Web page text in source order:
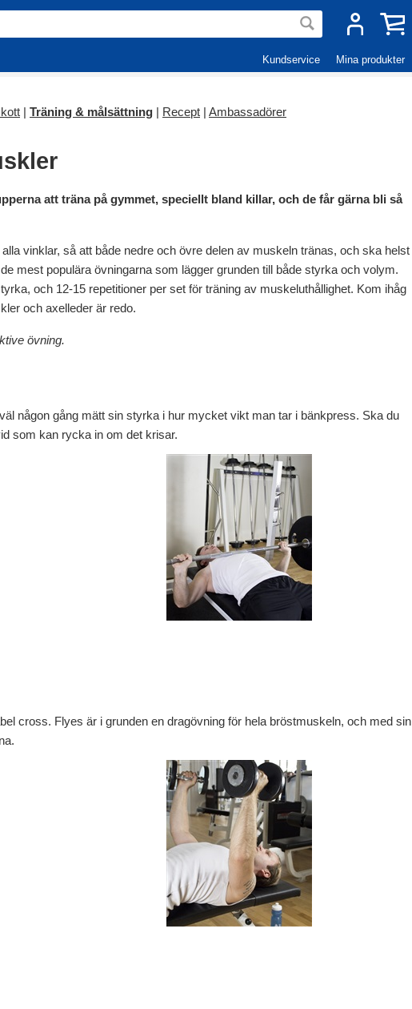
Kundservice Mina produkter
| Träning & målsättning | Recept | Ambassadörer
att träna på gymmet, speciellt bland killar, och de får gärna bli så
vinklar, så att både nedre och övre delen av muskeln tränas, och ska helst
mest populära övningarna som lägger grunden till både styrka och volym.
och 12-15 repetitioner per set för träning av muskeluthållighet. Kom ihåg
och axelleder är redo.
övning.
någon gång mätt sin styrka i hur mycket vikt man tar i bänkpress. Ska du
som kan rycka in om det krisar.
cross. Flyes är i grunden en dragövning för hela bröstmuskeln, och med sin